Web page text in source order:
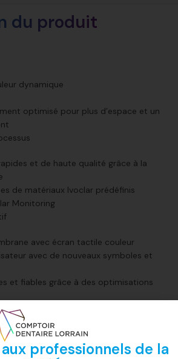
du produit
dynamique
optimisé pour plus d’espace et un
et de haute qualité grâce à la
de matériaux Ivoclar prédéfinis
Monitoring
avec écran tactile couleur
avec de nouveaux symboles et
et fiables grâce à des optimisations
20,5 kg
professionnels de la